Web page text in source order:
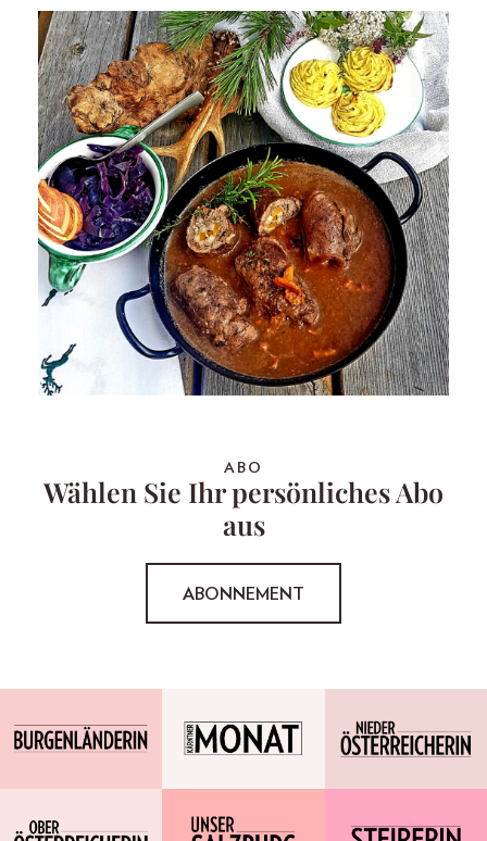
ABO
Wählen Sie Ihr persönliches Abo
aus
ABONNEMENT